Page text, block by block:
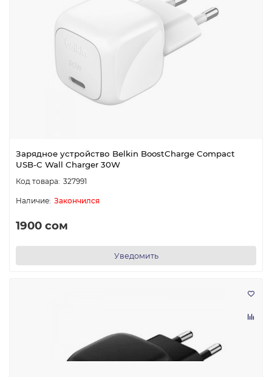
Зарядное устройство Belkin BoostCharge Compact
USB-C Wall Charger 30W
327991
Закончился
1900 сом
Уведомить